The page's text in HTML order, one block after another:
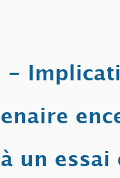
-
un essai